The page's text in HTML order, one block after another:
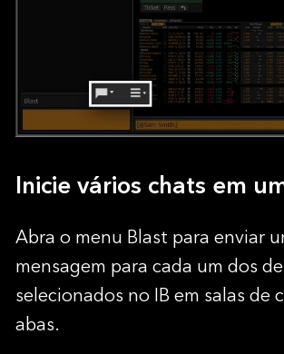
Inicie vários chats em
Abra o menu Blast para enviar
mensagem para cada um dos
selecionados no IB em salas de
abas.